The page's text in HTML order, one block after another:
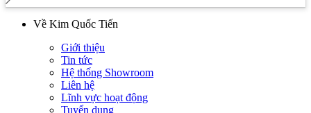
Về Kim Quốc Tiến
Giới thiệu
Tin tức
Hệ thống Showroom
Liên hệ
Lĩnh vực hoạt động
Tuyển dụng